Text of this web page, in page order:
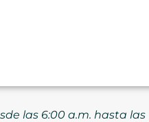
las 6:00 a.m. hasta las